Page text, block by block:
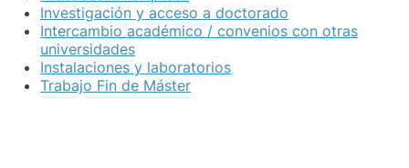
Investigación y acceso a doctorado
Intercambio académico / convenios con otras
universidades
Instalaciones y laboratorios
Trabajo Fin de Máster